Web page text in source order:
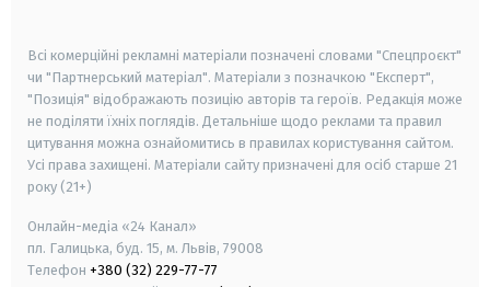
Всі комерційні рекламні матеріали позначені словами "Спецпроєкт"
чи "Партнерський матеріал". Матеріали з позначкою "Експерт",
"Позиція" відображають позицію авторів та героїв. Редакція може
не поділяти їхніх поглядів. Детальніше щодо реклами та правил
цитування можна ознайомитись в правилах користування сайтом.
Усі права захищені. Матеріали сайту призначені для осіб старше 21
року (21+)
Онлайн-медіа «24 Канал»
пл. Галицька, буд. 15, м. Львів, 79008
Телефон +380 (32) 229-77-77